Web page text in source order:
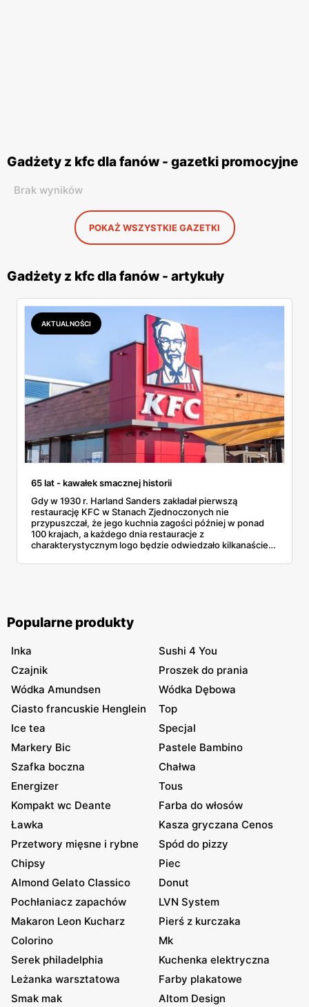
Gadżety z kfc dla fanów - gazetki promocyjne
Brak wyników
POKAŻ WSZYSTKIE GAZETKI
Gadżety z kfc dla fanów - artykuły
AKTUALNOŚCI
65 lat - kawałek smacznej historii
Gdy w 1930 r. Harland Sanders zakładał pierwszą
restaurację KFC w Stanach Zjednoczonych nie
przypuszczał, że jego kuchnia zagości później w ponad
100 krajach, a każdego dnia restauracje z
charakterystycznym logo będzie odwiedzało kilkanaście
Popularne produkty
Inka
Sushi 4 You
Czajnik
Proszek do prania
Wódka Amundsen
Wódka Dębowa
Ciasto francuskie Henglein
Top
Ice tea
Specjal
Markery Bic
Pastele Bambino
Szafka boczna
Chałwa
Energizer
Tous
Kompakt wc Deante
Farba do włosów
Ławka
Kasza gryczana Cenos
Przetwory mięsne i rybne
Spód do pizzy
Chipsy
Piec
Almond Gelato Classico
Donut
Pochłaniacz zapachów
LVN System
Makaron Leon Kucharz
Pierś z kurczaka
Colorino
Mk
Serek philadelphia
Kuchenka elektryczna
Leżanka warsztatowa
Farby plakatowe
Smak mak
Altom Design